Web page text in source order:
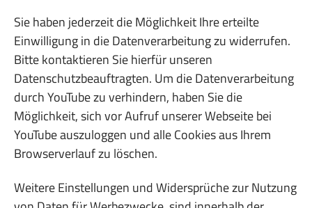
Sie haben jederzeit die Möglichkeit Ihre erteilte
Einwilligung in die Datenverarbeitung zu widerrufen.
Bitte kontaktieren Sie hierfür unseren
Datenschutzbeauftragten. Um die Datenverarbeitung
durch YouTube zu verhindern, haben Sie die
Möglichkeit, sich vor Aufruf unserer Webseite bei
YouTube auszuloggen und alle Cookies aus Ihrem
Browserverlauf zu löschen.
Weitere Einstellungen und Widersprüche zur Nutzung